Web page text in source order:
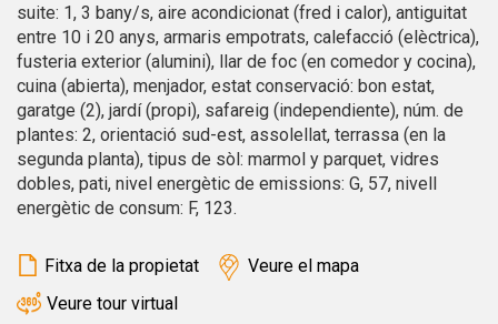
suite: 1, 3 bany/s, aire acondicionat (fred i calor), antiguitat
entre 10 i 20 anys, armaris empotrats, calefacció (elèctrica),
fusteria exterior (alumini), llar de foc (en comedor y cocina),
cuina (abierta), menjador, estat conservació: bon estat,
garatge (2), jardí (propi), safareig (independiente), núm. de
plantes: 2, orientació sud-est, assolellat, terrassa (en la
segunda planta), tipus de sòl: marmol y parquet, vidres
dobles, pati, nivel energètic de emissions: G, 57, nivell
energètic de consum: F, 123.
Fitxa de la propietat
Veure el mapa
Veure tour virtual
Permeten fer el seguiment i l'anàlisi del comportament
dels usuaris d'aquest lloc web. La informació recollida
mitjançant aquest tipus de cookies s'utilitza en el
mesurament de l'activitat del web per a l'elaboració de
perfils de navegació dels usuaris per introduir millores en
funció de l'anàlisi de les dades d'ús que fan els usuaris del
servei. Permeten desar la informació de preferència de
l'usuari per millorar la qualitat dels nostres serveis i oferir
una millor experiència a través de productes recomanats.
Marketing i publicitat
Aquestes cookies són utilitzades per emmagatzemar
informació sobre les preferències i les eleccions personals
de l'usuari a través de l'observació continuada dels seus
hàbits de navegació. Gràcies a elles, podem conèixer els